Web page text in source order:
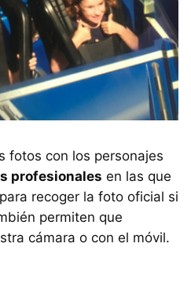
fotos con los personajes
profesionales en las que
recoger la foto oficial si
permiten que
cámara o con el móvil.